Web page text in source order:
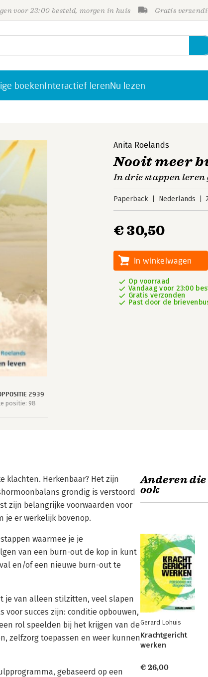
voor 23:00 besteld, morgen in huis Gratis
boekenInteractief lerenNu lezen
2939
positie: 98
Anita Roelands
Nooit meer
In drie stappen leren
Paperback Nederlands
€ 30,50
In winkelwagen
Op voorraad
Vandaag voor 23:00
Gratis verzonden
Past door de
klachten. Herkenbaar? Het zijn
grondig is verstoord
zijn belangrijke voorwaarden voor
je er werkelijk bovenop.
waarmee je je
van een burn-out de kop in kunt
en/of een nieuwe burn-out te
je van alleen stilzitten, veel slapen
succes zijn: conditie opbouwen,
rol speelden bij het krijgen van de
zelfzorg toepassen en weer kunnen
gebaseerd op een
Anderen
ook
Gerard Lohuis
Krachtgericht
werken
€ 26,00